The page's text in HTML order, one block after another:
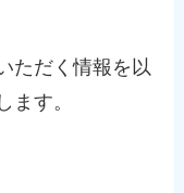
ただく情報を以
ます。